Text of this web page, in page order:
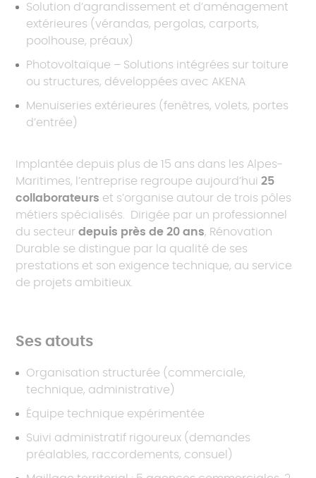
Solution d’agrandissement et d’aménagement
extérieures (vérandas, pergolas, carports,
poolhouse, préaux)
Photovoltaïque – Solutions intégrées sur toiture
ou structures, développées avec AKENA
Menuiseries extérieures (fenêtres, volets, portes
d’entrée)
Implantée depuis plus de 15 ans dans les Alpes-
Maritimes, l’entreprise regroupe aujourd’hui25
collaborateurs et s’organise autour de trois pôles
métiers spécialisés. Dirigée par un professionnel
du secteur depuis près de 20 ans, Rénovation
Durable se distingue par la qualité de ses
prestations et son exigence technique, au service
de projets ambitieux.
Ses atouts
Organisation structurée (commerciale,
technique, administrative)
Équipe technique expérimentée
Suivi administratif rigoureux (demandes
préalables, raccordements, consuel)